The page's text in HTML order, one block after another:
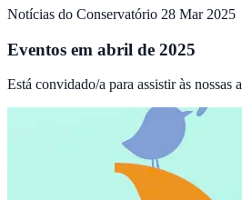
Notícias do Conservatório 28 Mar 2025
Eventos em abril de 2025
Está convidado/a para assistir às nossas